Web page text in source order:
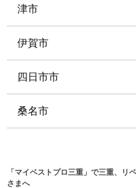
津市
伊賀市
四日市市
桑名市
「マイベストプロ三重」で三重、リ
さまへ